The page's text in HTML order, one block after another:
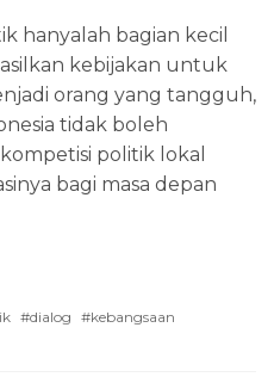
hanyalah bagian kecil
kebijakan untuk
orang yang tangguh,
tidak boleh
politik lokal
bagi masa depan
dialog
kebangsaan